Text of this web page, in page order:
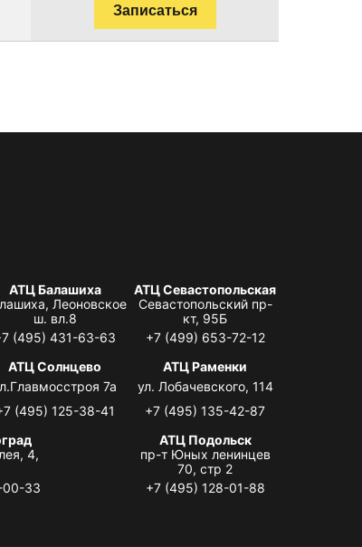
Записаться
АТЦ Балашиха
Леоновское
ш. вл.8
(495) 431-63-63
АТЦ Севастопольская
Севастопольский пр-
кт, 95Б
+7 (499) 653-72-12
АТЦ Солнцево
7а
(495) 125-38-41
АТЦ Раменки
ул. Лобачевского, 114
+7 (495) 135-42-87
4,
00-33
АТЦ Подольск
пр-т Юных ленинцев
70, стр 2
+7 (495) 128-01-88